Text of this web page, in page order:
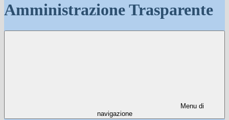
Amministrazione Trasparente
Menu di
navigazione